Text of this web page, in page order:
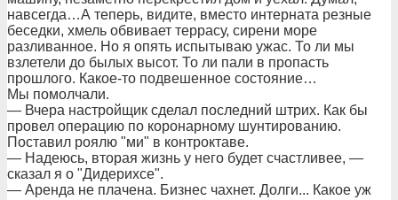
навсегда…А теперь, видите, вместо интерната резные
беседки, хмель обвивает террасу, сирени море
разливанное. Но я опять испытываю ужас. То ли мы
взлетели до былых высот. То ли пали в пропасть
прошлого. Какое-то подвешенное состояние…
Мы помолчали.
— Вчера настройщик сделал последний штрих. Как бы
провел операцию по коронарному шунтированию.
Поставил роялю "ми" в контроктаве.
— Надеюсь, вторая жизнь у него будет счастливее, —
сказал я о "Дидерихсе".
— Аренда не плачена. Бизнес чахнет. Долги... Какое уж